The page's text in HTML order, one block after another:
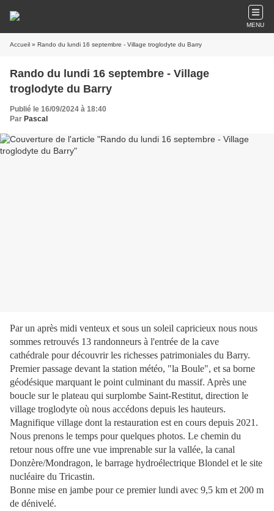
MENU
Accueil » Rando du lundi 16 septembre - Village troglodyte du Barry
Rando du lundi 16 septembre - Village
troglodyte du Barry
Publié le 16/09/2024 à 18:40
Par Pascal
Par un après midi venteux et sous un soleil capricieux nous nous
sommes retrouvés 13 randonneurs à l'entrée de la cave
cathédrale pour découvrir les richesses patrimoniales du Barry.
Premier passage devant la station météo, "la Boule", et sa borne
géodésique marquant le point culminant du massif. Après une
boucle sur le plateau qui surplombe Saint-Restitut, direction le
village troglodyte où nous accédons depuis les hauteurs.
Magnifique village dont la restauration est en cours depuis 2021.
Nous prenons le temps pour quelques photos. Le chemin du
retour nous offre une vue imprenable sur la vallée, la canal
Donzère/Mondragon, le barrage hydroélectrique Blondel et le site
nucléaire du Tricastin.
Bonne mise en jambe pour ce premier lundi avec 9,5 km et 200 m
de dénivelé.